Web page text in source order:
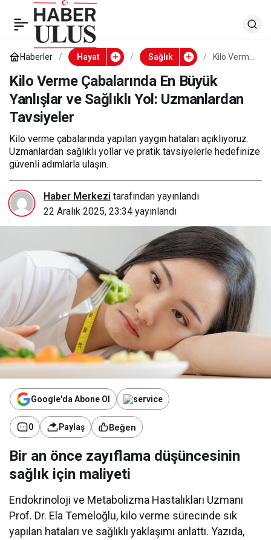
Haberler Hayat Sağlık
Kilo Verme
a En Büyük
Yanlışlar
ve Sağlıklı
Yol:
Tavsiyeler
Kilo Verme Çabalarında En Büyük
Yanlışlar ve Sağlıklı Yol: Uzmanlardan
Tavsiyeler
Kilo verme çabalarında yapılan yaygın hataları açıklıyoruz.
Uzmanlardan sağlıklı yollar ve pratik tavsiyelerle hedefinize
güvenli adımlarla ulaşın.
Haber Merkezi tarafından yayınlandı
22 Aralık 2025, 23:34 yayınlandı
Google'da Abone Ol
0 Paylaş Beğen
Bir an önce zayıflama düşüncesinin
sağlık için maliyeti
Endokrinoloji ve Metabolizma Hastalıkları Uzmanı
Prof. Dr. Ela Temeloğlu, kilo verme sürecinde sık
yapılan hataları ve sağlıklı yaklaşımı anlattı. Yazıda,
Kilo Verme Çabalarında
En Büyük Yanlışlar ve
Sağlıklı Yol:
Uzmanlardan
Tavsiyeler